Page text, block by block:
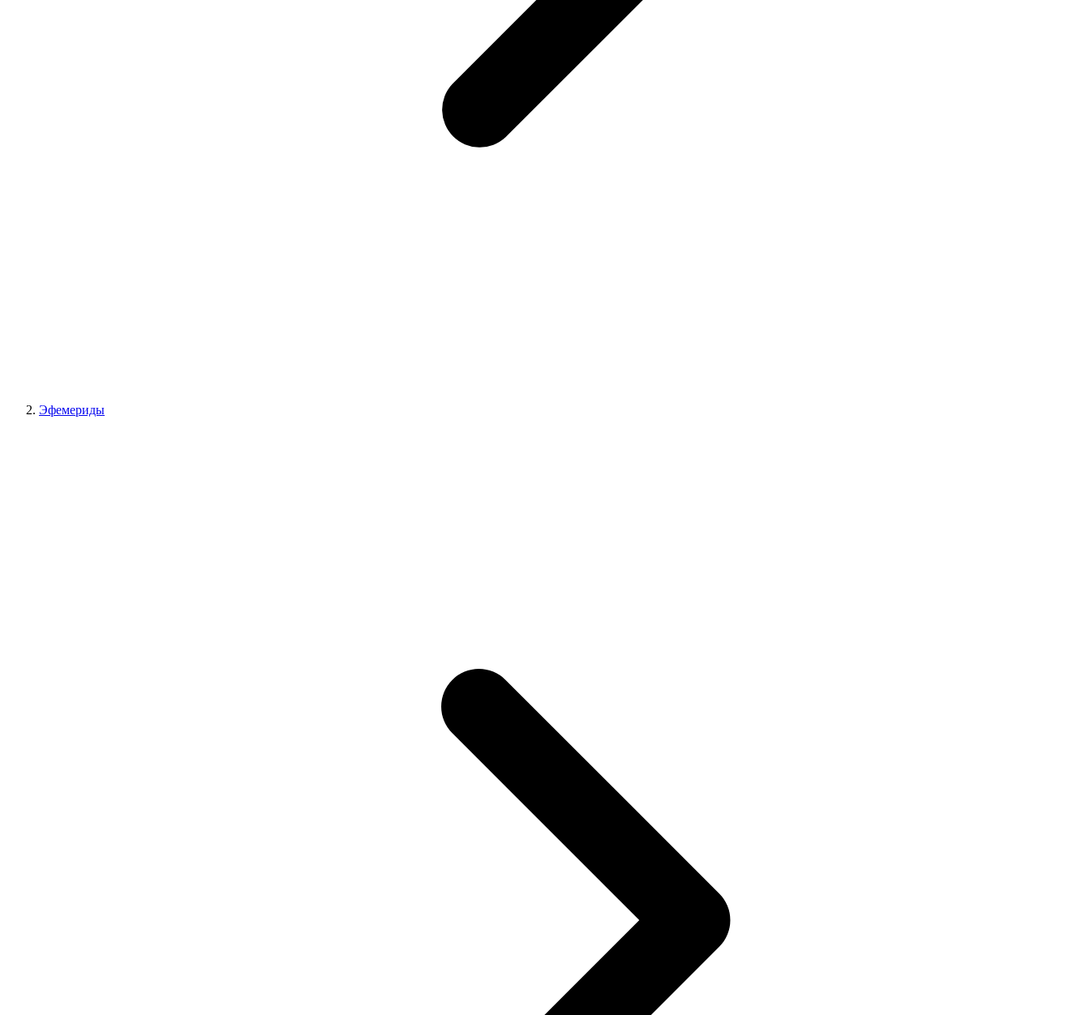
Эфемериды